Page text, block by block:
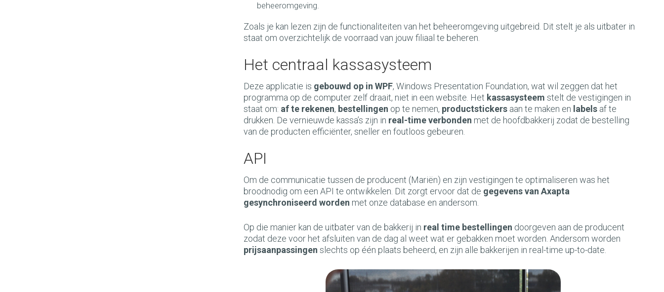
beheeromgeving.
Zoals je kan lezen zijn de functionaliteiten van het beheeromgeving uitgebreid. Dit stelt je als uitbater in
staat om overzichtelijk de voorraad van jouw filiaal te beheren.
Het centraal kassasysteem
Deze applicatie is gebouwd op in WPF, Windows Presentation Foundation, wat wil zeggen dat het
programma op de computer zelf draait, niet in een website. Het kassasysteem stelt de vestigingen in
staat om: af te rekenen, bestellingen op te nemen, productstickers aan te maken en labels af te
drukken. De vernieuwde kassa’s zijn in real-time verbonden met de hoofdbakkerij zodat de bestelling
van de producten efficiënter, sneller en foutloos gebeuren.
API
Om de communicatie tussen de producent (Mariën) en zijn vestigingen te optimaliseren was het
broodnodig om een API te ontwikkelen. Dit zorgt ervoor dat de gegevens van Axapta
gesynchroniseerd worden met onze database en andersom.
Op die manier kan de uitbater van de bakkerij in real time bestellingen doorgeven aan de producent
zodat deze voor het afsluiten van de dag al weet wat er gebakken moet worden. Andersom worden
prijsaanpassingen slechts op één plaats beheerd, en zijn alle bakkerijen in real-time up-to-date.